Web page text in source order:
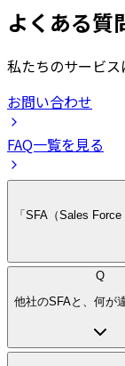
よくある質
私たちのサービス
お問い合わせ
FAQ一覧を見る
「SFA（Sales
Q
他社のSFAと、何が